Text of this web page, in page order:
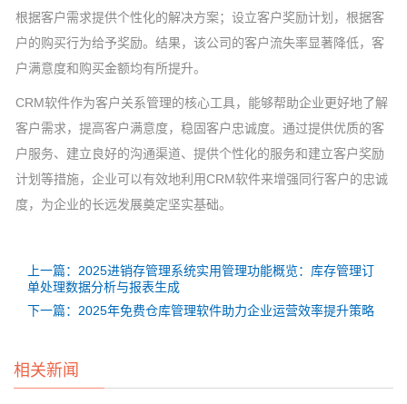
根据客户需求提供个性化的解决方案；设立客户奖励计划，根据客
户的购买行为给予奖励。结果，该公司的客户流失率显著降低，客
户满意度和购买金额均有所提升。
CRM软件作为客户关系管理的核心工具，能够帮助企业更好地了解
客户需求，提高客户满意度，稳固客户忠诚度。通过提供优质的客
户服务、建立良好的沟通渠道、提供个性化的服务和建立客户奖励
计划等措施，企业可以有效地利用CRM软件来增强同行客户的忠诚
度，为企业的长远发展奠定坚实基础。
上一篇：2025进销存管理系统实用管理功能概览：库存管理订
单处理数据分析与报表生成
下一篇：2025年免费仓库管理软件助力企业运营效率提升策略
相关新闻